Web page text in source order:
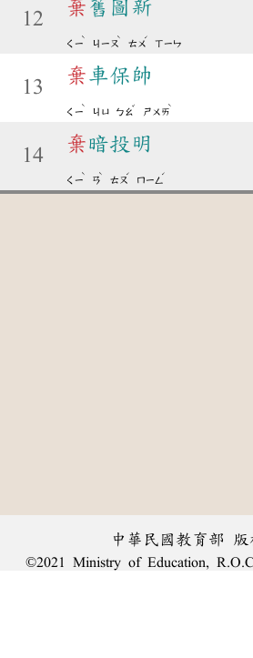
12
棄 舊圖新
ㄑㄧ
ˋ
ㄐㄧㄡ
ˋ
ㄊㄨ
ˊ
ㄒㄧㄣ
13
棄車保帥
ㄑㄧ
ˋ
ㄐㄩ ㄅㄠ
ˇ
ㄕㄨㄞ
ˋ
14
棄暗投明
ㄑㄧ
ˋ
ㄢ
ˋ
ㄊㄡ
ˊ
ㄇㄧㄥ
ˊ
中華民國教育部 版
©2021 Ministry of Education,